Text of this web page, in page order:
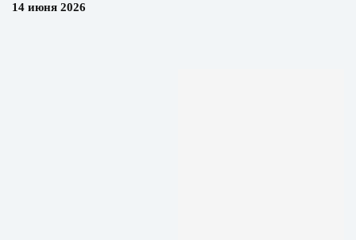
14 июня 2026